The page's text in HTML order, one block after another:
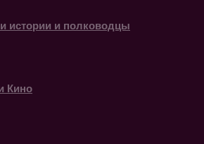
истории и полководцы
Кино